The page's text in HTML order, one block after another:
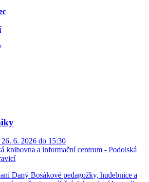
6. 2026 do 15:30
knihovna a informační centrum - Podolská
Daný Bosákové pedagožky, hudebnice a